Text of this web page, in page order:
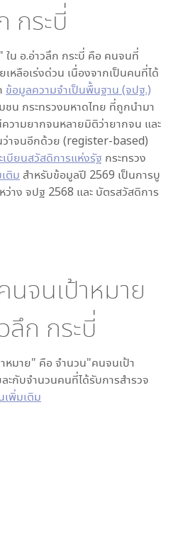
กระบี่
ใน อ.อ่าวลึก กระบี่ คือ คนจนที่
หลือเร่งด่วน เนื่องจากเป็นคนที่ได้
ข้อมูลความจำเป็นพื้นฐาน (จปฐ.)
น กระทรวงมหาดไทย ที่ถูกนำมา
ความยากจนหลายมิติว่ายากจน และ
ว่าจนอีกด้วย (register-based)
บียนสวัสดิการแห่งรัฐ กระทรวง
ติม สำหรับข้อมูลปี 2569 เป็นการบู
ว่าง จปฐ 2568 และ บัตรสวัสดิการ
จนเป้าหมาย
ลึก กระบี่
หมาย" คือ จำนวน"คนจนเป้า
ะกับจำนวนคนที่ได้รับการสำรวจ
เพิ่มเติม